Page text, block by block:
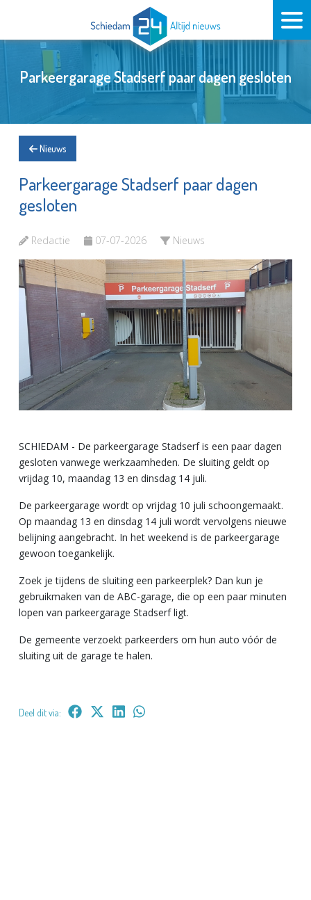
Parkeergarage Stadserf paar dagen gesloten
Nieuws
Parkeergarage Stadserf paar dagen
gesloten
Redactie 07-07-2026 Nieuws
SCHIEDAM - De parkeergarage Stadserf is een paar dagen
gesloten vanwege werkzaamheden. De sluiting geldt op
vrijdag 10, maandag 13 en dinsdag 14 juli.
De parkeergarage wordt op vrijdag 10 juli schoongemaakt.
Op maandag 13 en dinsdag 14 juli wordt vervolgens nieuwe
belijning aangebracht. In het weekend is de parkeergarage
gewoon toegankelijk.
Zoek je tijdens de sluiting een parkeerplek? Dan kun je
gebruikmaken van de ABC-garage, die op een paar minuten
lopen van parkeergarage Stadserf ligt.
De gemeente verzoekt parkeerders om hun auto vóór de
sluiting uit de garage te halen.
Deel dit via: